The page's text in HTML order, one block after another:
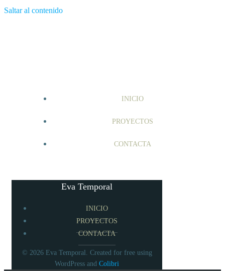
Saltar al contenido
INICIO
PROYECTOS
CONTACTA
Eva Temporal
INICIO
PROYECTOS
CONTACTA
© 2026 Eva Temporal. Created for free using
WordPress and Colibri